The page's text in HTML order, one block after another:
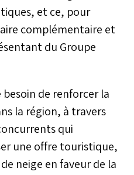
et ce, pour
complémentaire et
du Groupe
besoin de renforcer la
la région, à travers
qui
une offre touristique,
neige en faveur de la